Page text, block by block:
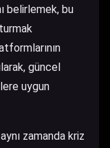
belirlemek, bu
güncel
uygun
zamanda kriz